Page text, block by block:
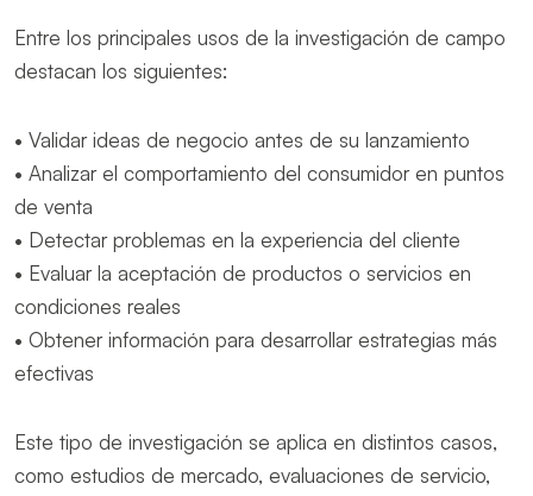
Entre los principales usos de la investigación de campo
destacan los siguientes:
• Validar ideas de negocio antes de su lanzamiento
• Analizar el comportamiento del consumidor en puntos
de venta
• Detectar problemas en la experiencia del cliente
• Evaluar la aceptación de productos o servicios en
condiciones reales
• Obtener información para desarrollar estrategias más
efectivas
Este tipo de investigación se aplica en distintos casos,
como estudios de mercado, evaluaciones de servicio,